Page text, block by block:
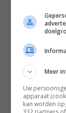
Meer
Uw
apparaat
kan worden